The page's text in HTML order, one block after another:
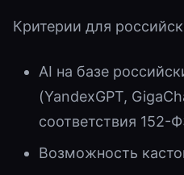
Критерии для
AI на базе
(YandexGPT,
соответствия 152-
Возможность